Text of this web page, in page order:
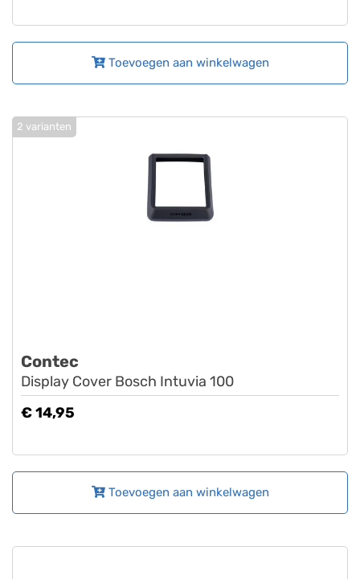
Toevoegen aan winkelwagen
Contec
Display Cover Bosch Intuvia 100
2 varianten
€ 14,95
Toevoegen aan winkelwagen